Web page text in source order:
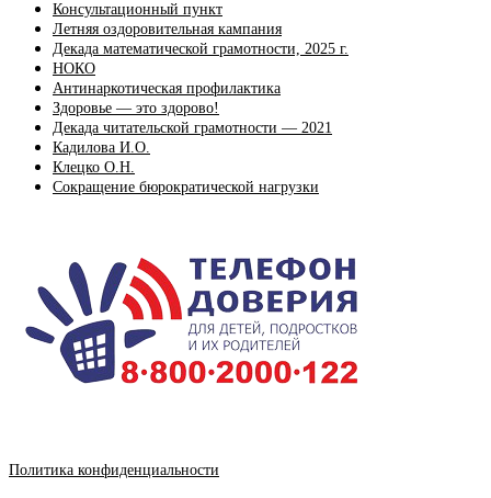
Консультационный пункт
Летняя оздоровительная кампания
Декада математической грамотности, 2025 г.
НОКО
Антинаркотическая профилактика
Здоровье — это здорово!
Декада читательской грамотности — 2021
Кадилова И.О.
Клецко О.Н.
Сокращение бюрократической нагрузки
Политика конфиденциальности